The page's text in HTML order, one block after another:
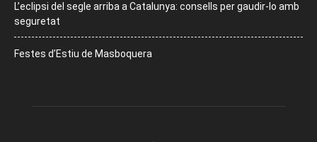
L’eclipsi del segle arriba a Catalunya: consells per gaudir-lo amb
seguretat
Festes d’Estiu de Masboquera